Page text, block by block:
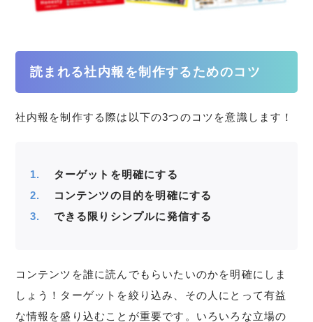
読まれる社内報を制作するためのコツ
社内報を制作する際は以下の3つのコツを意識します！
ターゲットを明確にする
コンテンツの目的を明確にする
できる限りシンプルに発信する
コンテンツを誰に読んでもらいたいのかを明確にしま
しょう！ターゲットを絞り込み、その人にとって有益
な情報を盛り込むことが重要です。いろいろな立場の